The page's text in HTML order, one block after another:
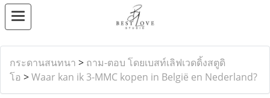
กระดานสนทนา > ถาม-ตอบ โดยเบสท์เลิฟเวดดิ้งสตูดิ
โอ >Waar kan ik 3-MMC kopen in België en Nederland?